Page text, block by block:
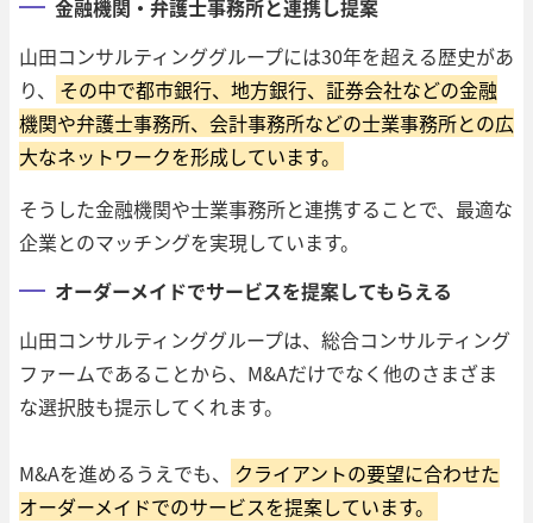
金融機関・弁護士事務所と連携し提案
山田コンサルティンググループには30年を超える歴史があ
り、
その中で都市銀行、地方銀行、証券会社などの金融
機関や弁護士事務所、会計事務所などの士業事務所との広
大なネットワークを形成しています。
そうした金融機関や士業事務所と連携することで、最適な
企業とのマッチングを実現しています。
オーダーメイドでサービスを提案してもらえる
山田コンサルティンググループは、総合コンサルティング
ファームであることから、M&Aだけでなく他のさまざま
な選択肢も提示してくれます。
M&Aを進めるうえでも、
クライアントの要望に合わせた
オーダーメイドでのサービスを提案しています。